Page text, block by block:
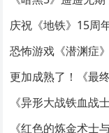
庆祝《地铁》15周
恐怖游戏《潜渊症
更加成熟了！《最
《异形大战铁血战
《红色的炼金术士